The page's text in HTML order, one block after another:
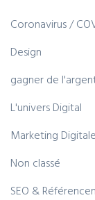
Coronavirus /
Design
gagner de
L'univers Digital
Marketing Digitale
Non classé
SEO &